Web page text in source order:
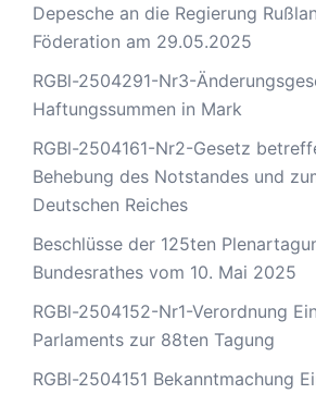
Depesche an die Regierung
Föderation am 29.05.2025
RGBl-2504291-Nr3-
Haftungssummen in Mark
RGBl-2504161-Nr2-Gesetz
Behebung des Notstandes und
Deutschen Reiches
Beschlüsse der 125ten
Bundesrathes vom 10. Mai 2025
RGBl-2504152-Nr1-Verordnung
Parlaments zur 88ten Tagung
RGBl-2504151 Bekanntmachung